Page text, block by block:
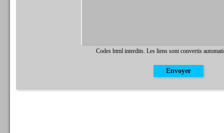
Codes html interdits. Les liens sont convertis